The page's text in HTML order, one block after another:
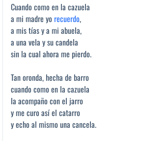
Cuando como en la cazuela
a mi madre yo recuerdo,
a mis tías y a mi abuela,
a una vela y su candela
sin la cual ahora me pierdo.
Tan oronda, hecha de barro
cuando como en la cazuela
la acompaño con el jarro
y me curo así el catarro
y echo al mismo una cancela.